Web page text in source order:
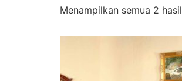
Menampilkan semua 2 hasil